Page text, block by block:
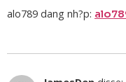
alo789 dang nh?p: